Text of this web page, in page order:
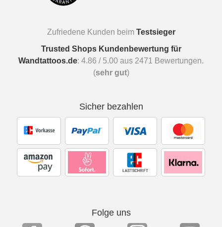
Zufriedene Kunden beim Testsieger
Trusted Shops Kundenbewertung für
Wandtattoos.de: 4.86 / 5.00 aus 2471
Bewertungen.
(sehr gut)
Sicher bezahlen
Folge uns